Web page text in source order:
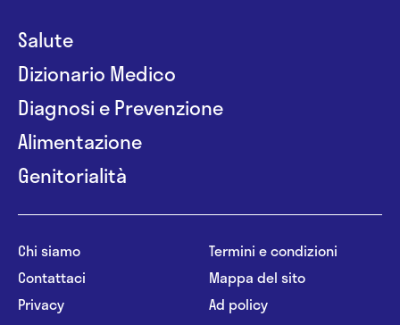
Salute
Dizionario Medico
Diagnosi e Prevenzione
Alimentazione
Genitorialità
Chi siamo
Contattaci
Privacy
Termini e condizioni
Mappa del sito
Ad policy